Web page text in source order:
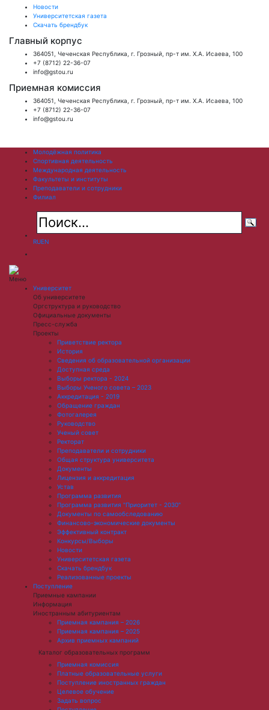
Новости
Университетская газета
Скачать брендбук
Главный корпус
364051, Чеченская Республика, г. Грозный, пр-т им. Х.А. Исаева, 100
+7 (8712) 22-36-07
info@gstou.ru
Приемная комиссия
364051, Чеченская Республика, г. Грозный, пр-т им. Х.А. Исаева, 100
+7 (8712) 22-36-07
info@gstou.ru
Молодёжная политика
Спортивная деятельность
Международная деятельность
Факультеты и институты
Преподаватели и сотрудники
Филиал
RUEN
Меню
Университет
Об университете
Оргструктура и руководство
Официальные документы
Пресс-служба
Проекты
Приветствие ректора
История
Сведения об образовательной организации
Доступная среда
Выборы ректора - 2024
Выборы Ученого совета – 2023
Аккредитация - 2019
Обращение граждан
Фотогалерея
Руководство
Ученый совет
Ректорат
Преподаватели и сотрудники
Общая структура университета
Документы
Лицензия и аккредитация
Устав
Программа развития
Программа развития "Приоритет - 2030"
Документы по самообследованию
Финансово-экономические документы
Эффективный контракт
Конкурсы/Выборы
Новости
Университетская газета
Скачать брендбук
Реализованные проекты
Поступление
Приемные кампании
Информация
Иностранным абитуриентам
Приемная кампания – 2026
Приемная кампания – 2025
Архив приемных кампаний
Каталог образовательных программ
Приемная комиссия
Платные образовательные услуги
Поступление иностранных граждан
Целевое обучение
Задать вопрос